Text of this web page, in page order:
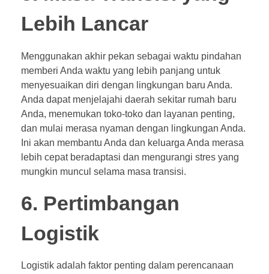
Lebih Lancar
Menggunakan akhir pekan sebagai waktu pindahan
memberi Anda waktu yang lebih panjang untuk
menyesuaikan diri dengan lingkungan baru Anda.
Anda dapat menjelajahi daerah sekitar rumah baru
Anda, menemukan toko-toko dan layanan penting,
dan mulai merasa nyaman dengan lingkungan Anda.
Ini akan membantu Anda dan keluarga Anda merasa
lebih cepat beradaptasi dan mengurangi stres yang
mungkin muncul selama masa transisi.
6. Pertimbangan
Logistik
Logistik adalah faktor penting dalam perencanaan